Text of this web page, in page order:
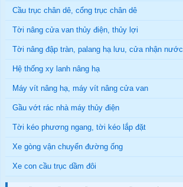
Cầu trục chân dê, cổng trục chân dê
Tời nâng cửa van thủy điện, thủy lợi
Tời nâng đập tràn, palang hạ lưu, cửa nhận nước
Hệ thống xy lanh nâng hạ
Máy vít nâng hạ, máy vít nâng cửa van
Gầu vớt rác nhà máy thủy điện
Tời kéo phương ngang, tời kéo lắp đặt
Xe gòng vận chuyển đường ống
Xe con cầu trục dầm đôi